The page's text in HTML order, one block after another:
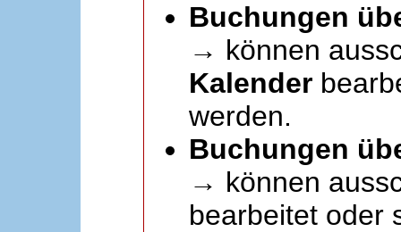
Buchungen
→ können
Kalender
werden.
Buchungen
→ können
bearbeitet oder